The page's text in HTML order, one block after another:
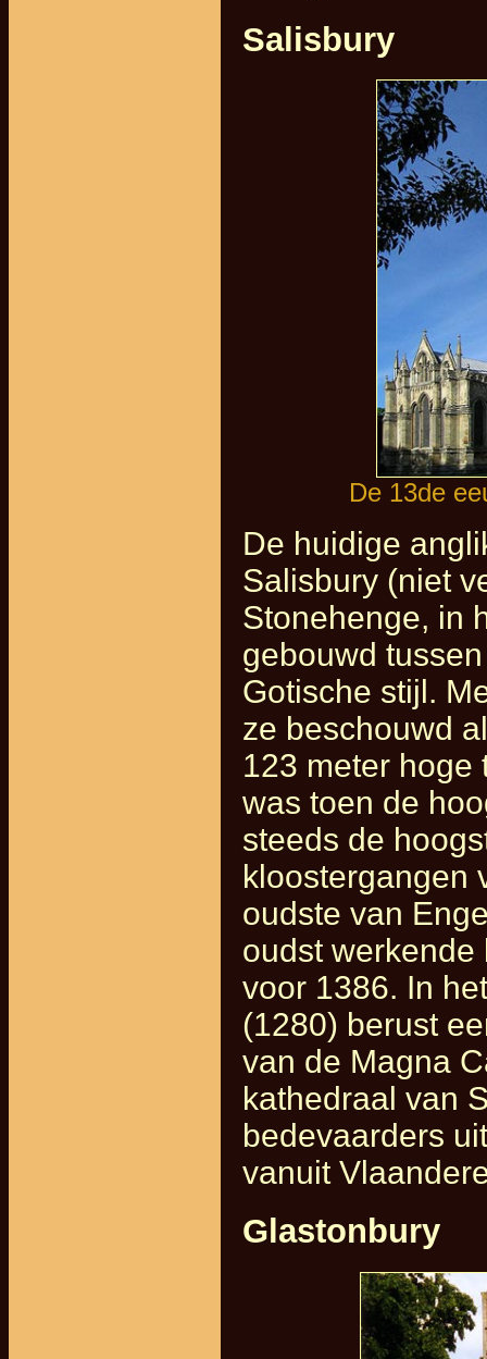
Salisbury
De 13de
De huidige
Salisbury (niet
Stonehenge, in
gebouwd
Gotische stijl.
ze beschouwd
123 meter hoge
was toen de
steeds de
kloostergangen
oudste van
oudst
voor 1386. In
(1280) berust
van de Magna
kathedraal van
bedevaarders
vanuit
Glastonbury